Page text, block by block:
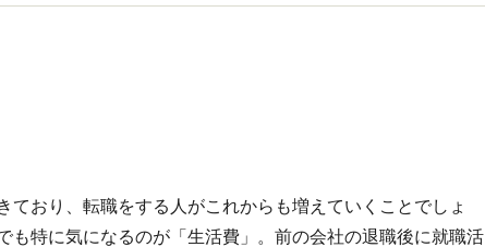
ており、転職をする人がこれからも増えていくことでしょ
も特に気になるのが「生活費」。前の会社の退職後に就職活